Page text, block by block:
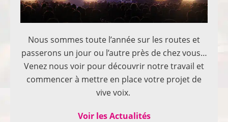
Nous sommes toute l’année sur les routes et
passerons un jour ou l’autre près de chez vous…
Venez nous voir pour découvrir notre travail et
commencer à mettre en place votre projet de
vive voix.
Voir les Actualités